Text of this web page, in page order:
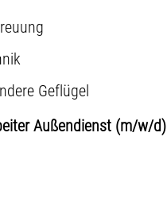
Geflügel
Außendienst (m/w/d)